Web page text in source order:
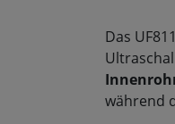
Das
während